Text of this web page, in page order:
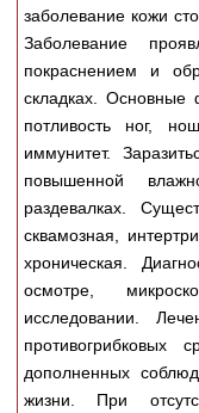
Истории болезней
Лекции и
Аккредитационные
Методические
Научно-популярное
Новости (244)
Медицинская
Нормативы
Восстановить пароль
Регистрация
заболевание кожи
Заболевание
покраснением и
складках. Основные
потливость ног,
иммунитет.
повышенной
раздевалках.
сквамозная,
хроническая.
осмотре,
исследовании.
противогрибковых
дополненных
жизни. При